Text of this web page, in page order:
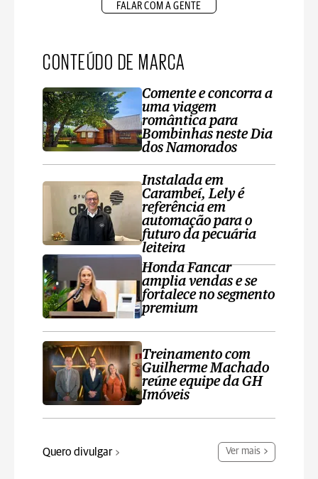
FALAR COM A GENTE
CONTEÚDO DE MARCA
Comente e concorra a
uma viagem
romântica para
Bombinhas neste Dia
dos Namorados
Instalada em
Carambeí, Lely é
referência em
automação para o
futuro da pecuária
leiteira
Honda Fancar
amplia vendas e se
fortalece no segmento
premium
Treinamento com
Guilherme Machado
reúne equipe da GH
Imóveis
Quero divulgar Ver mais